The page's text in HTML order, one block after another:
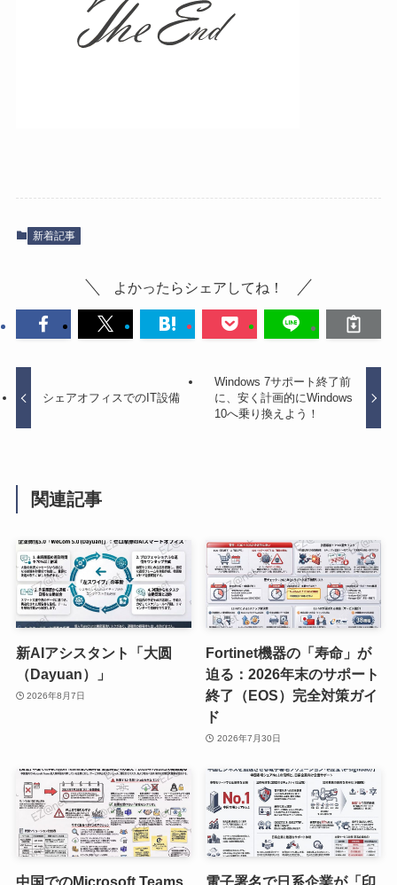
新着記事
よかったらシェアしてね！
シェアオフィスでのIT設備
Windows 7サポート終了前
に、安く計画的にWindows
10へ乗り換えよう！
関連記事
新AIアシスタント「大圆
（Dayuan）」
2026年8月7日
Fortinet機器の「寿命」が
迫る：2026年末のサポート
終了（EOS）完全対策ガイ
ド
2026年7月30日
中国でのMicrosoft Teams
電子署名で日系企業が「印